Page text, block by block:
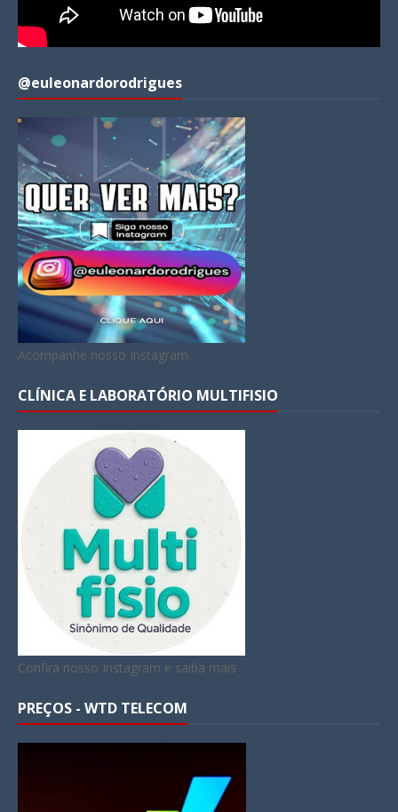
@euleonardorodrigues
Acompanhe nosso Instagram
CLÍNICA E LABORATÓRIO MULTIFISIO
Confira nosso Instagram e saiba mais
PREÇOS - WTD TELECOM